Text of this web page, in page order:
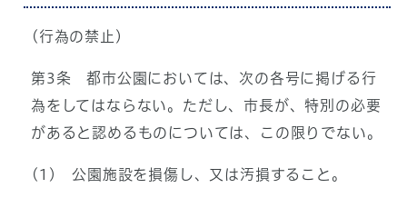
(行為の禁止)
第3条 都市公園においては、次の各号に掲げる行
為をしてはならない。ただし、市長が、特別の必要
があると認めるものについては、この限りでない。
(1) 公園施設を損傷し、又は汚損すること。